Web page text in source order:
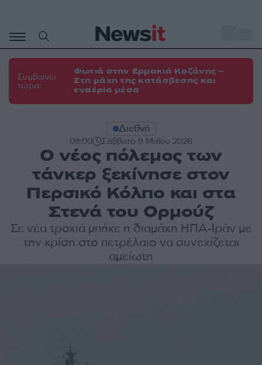
περιεχόμενο
Συμβαίνει
τώρα:
Φωτιά στην Ερμακιά Κοζάνης –
Στη μάχη της κατάσβεσης και
εναέρια μέσα
Διεθνή
08:00 Σάββατο 9 Μαΐου 2026
Ο νέος πόλεμος των
τάνκερ ξεκίνησε στον
Περσικό Κόλπο και στα
Στενά του Ορμούζ
Σε νέα τροχιά μπήκε η διαμάχη ΗΠΑ-Ιράν με
την κρίση στο πετρέλαιο να συνεχίζεται
αμείωτη